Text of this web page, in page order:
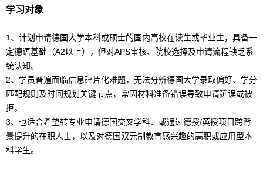
学习对象
1、计划申请德国大学本科或硕士的国内高校在读生或毕业生，具备一
定德语基础（A2以上），但对APS审核、院校选择及申请流程缺乏系
统认知。
2、学员普遍面临信息碎片化难题，无法分辨德国大学录取偏好、学分
匹配规则及时间规划关键节点，常因材料准备错误导致申请延误或被
拒。
3、也适合希望转专业申请德国交叉学科、或通过德授/英授项目跨背
景提升的在职人士，以及对德国双元制教育感兴趣的高职或应用型本
科学生。